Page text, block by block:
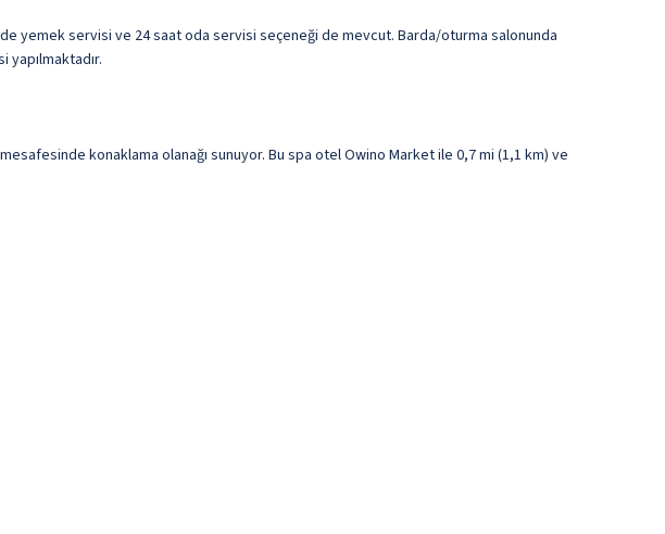
yemek servisi ve 24 saat oda servisi seçeneği de mevcut. Barda/oturma salonunda
konaklama olanağı sunuyor. Bu spa otel Owino Market ile 0,7 mi (1,1 km) ve